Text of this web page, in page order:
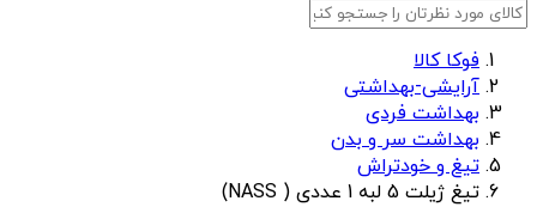
فوکا کالا
آرایشی-بهداشتی
بهداشت فردی
بهداشت سر و بدن
تیغ و خودتراش
تیغ ژیلت 5 لبه 1 عددی ( NASS)